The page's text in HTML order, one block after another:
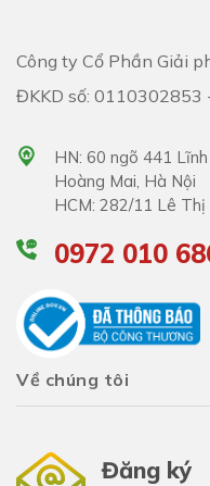
Công ty Cổ Phần Giải
ĐKKD số:
HN: 60 ngõ 441
Hoàng Mai, Hà Nội
HCM: 282/11 Lê
0972 010
Về chúng tôi
Đăng ký